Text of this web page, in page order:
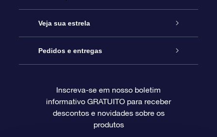
Entre em contato conosco
Blog
Avaliações
Presente estrelar on-line
Pacote de presente da OSR
O cartão de presente da OSR
Presentes corporativos
Veja sua estrela
Star Register
Página estelar personalizada
Um Milhão de Estrelas
Pedidos e entregas
Informações de pagamento
Inscreva-se em nosso boletim
informativo GRATUITO para receber
descontos e novidades sobre os
produtos